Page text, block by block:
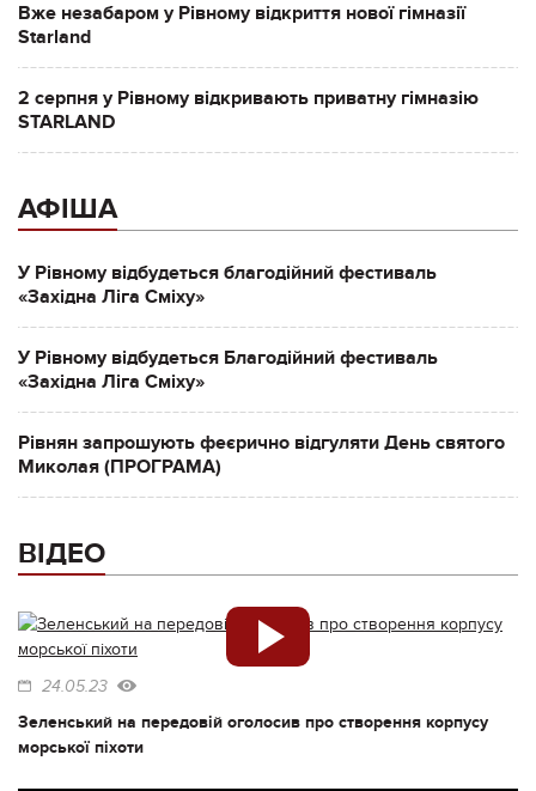
Вже незабаром у Рівному відкриття нової гімназії
Starland
2 серпня у Рівному відкривають приватну гімназію
STARLAND
АФІША
У Рівному відбудеться благодійний фестиваль
«Західна Ліга Сміху»
У Рівному відбудеться Благодійний фестиваль
«Західна Ліга Сміху»
Рівнян запрошують феєрично відгуляти День святого
Миколая (ПРОГРАМА)
ВІДЕО
24.05.23
Зеленський на передовій оголосив про створення корпусу
морської піхоти